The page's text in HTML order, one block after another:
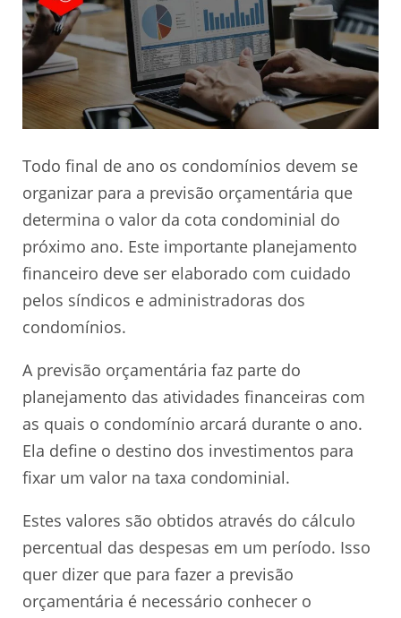
Todo final de ano os condomínios devem se
organizar para a previsão orçamentária que
determina o valor da cota condominial do
próximo ano. Este importante planejamento
financeiro deve ser elaborado com cuidado
pelos síndicos e administradoras dos
condomínios.
A previsão orçamentária faz parte do
planejamento das atividades financeiras com
as quais o condomínio arcará durante o ano.
Ela define o destino dos investimentos para
fixar um valor na taxa condominial.
Estes valores são obtidos através do cálculo
percentual das despesas em um período. Isso
quer dizer que para fazer a previsão
orçamentária é necessário conhecer o